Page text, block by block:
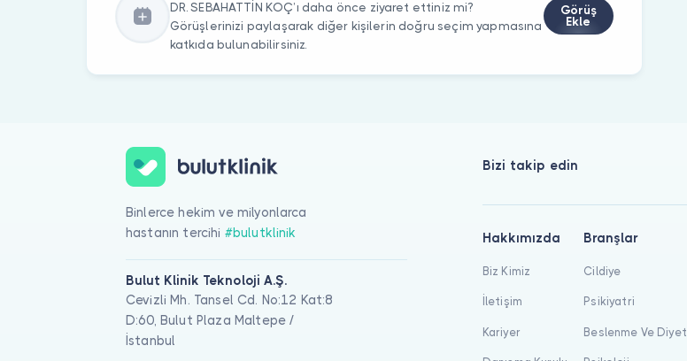
DR. SEBAHATTİN KOÇ’ı daha önce ziyaret ettiniz mi?
Görüşlerinizi paylaşarak diğer kişilerin doğru seçim yapmasına
katkıda bulunabilirsiniz.
Görüş
Ekle
Binlerce hekim ve milyonlarca
hastanın tercihi #bulutklinik
Bulut Klinik Teknoloji A.Ş.
Cevizli Mh. Tansel Cd. No:12 Kat:8
D:60, Bulut Plaza Maltepe /
İstanbul
Bizi takip edin
Hakkımızda
Biz Kimiz
İletişim
Kariyer
Branşlar
Cildiye
Psikiyatri
Beslenme Ve Diyet